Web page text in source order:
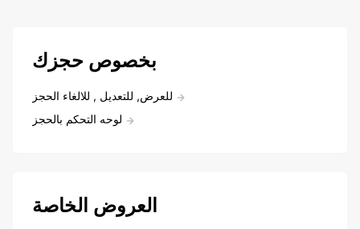
بخصوص حجزك
للعرض, للتعديل , للالغاء الحجز
لوحه التحكم بالحجز
العروض الخاصة